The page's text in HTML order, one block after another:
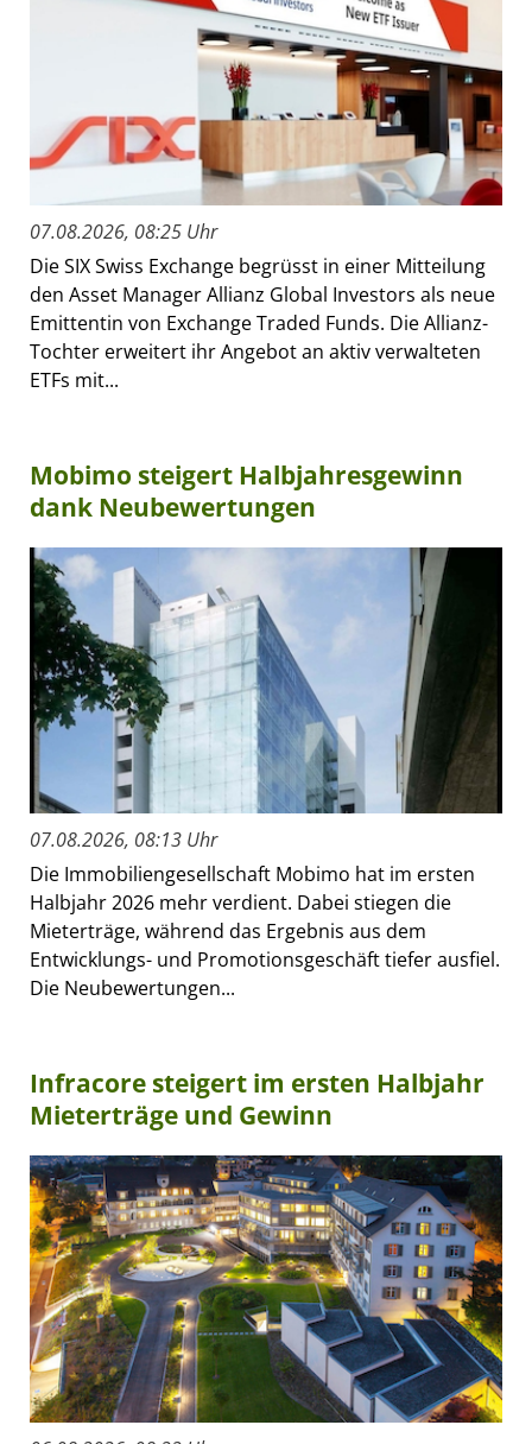
07.08.2026, 08:25 Uhr
Die SIX Swiss Exchange begrüsst in einer Mitteilung
den Asset Manager Allianz Global Investors als neue
Emittentin von Exchange Traded Funds. Die Allianz-
Tochter erweitert ihr Angebot an aktiv verwalteten
ETFs mit...
Mobimo steigert Halbjahresgewinn
dank Neubewertungen
07.08.2026, 08:13 Uhr
Die Immobiliengesellschaft Mobimo hat im ersten
Halbjahr 2026 mehr verdient. Dabei stiegen die
Mieterträge, während das Ergebnis aus dem
Entwicklungs- und Promotionsgeschäft tiefer ausfiel.
Die Neubewertungen...
Infracore steigert im ersten Halbjahr
Mieterträge und Gewinn